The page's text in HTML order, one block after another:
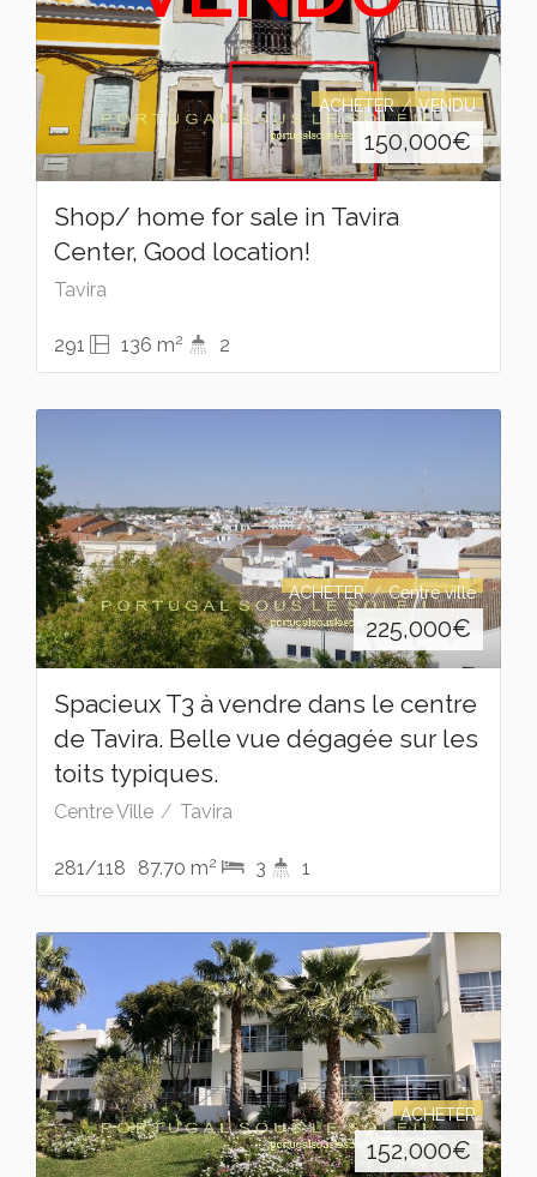
ACHETER VENDU
150,000€
Shop/ home for sale in Tavira
Center, Good location!
Tavira
291 136 m2 2
ACHETER Centre ville
225,000€
Spacieux T3 à vendre dans le centre
de Tavira. Belle vue dégagée sur les
toits typiques.
Centre Ville Tavira
281/118 87.70 m2 3 1
ACHETER
152,000€